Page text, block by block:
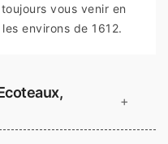
vous venir en
environs de 1612.
+